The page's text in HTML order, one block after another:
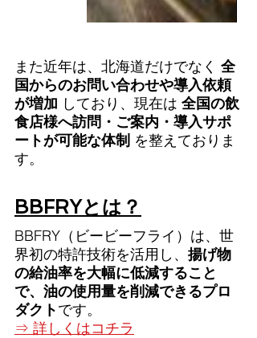
また近年は、北海道だけでなく 全
国からのお問い合わせや導入依頼
が増加 しており、現在は 全国の飲
食店様へ訪問・ご案内・導入サポ
ートが可能な体制 を整えておりま
す。
BBFRYとは？
BBFRY（ビービーフライ）は、世
界初の特許技術を活用し、 揚げ物
の給油率を大幅に低減すること
で、油の使用量を削減できるプロ
ダクトです。
⇒ 詳しくはコチラ